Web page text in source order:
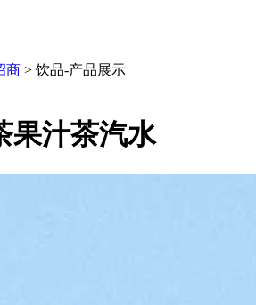
商 > 饮品-产品展示
果汁茶汽水